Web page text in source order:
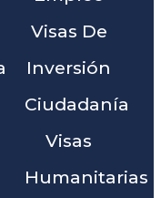
Visas De
Inversión
Ciudadanía
Visas
Humanitarias